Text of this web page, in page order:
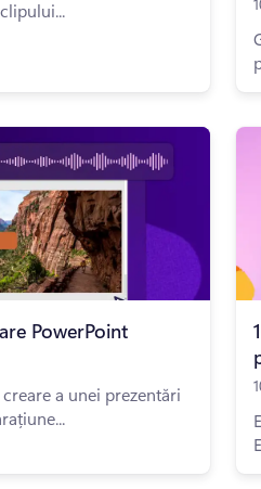
PowerPoint
a unei prezentări